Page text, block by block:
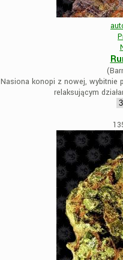
Nasiona konopi z nowej, wybitnie
relaksującym